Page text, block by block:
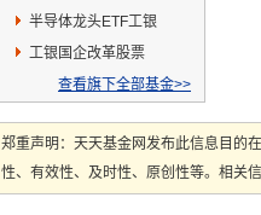
半导体龙头ETF工银
工银国企改革股票
查看旗下全部基金>>
郑重声明：天天基金网发布此信息目的
性、有效性、及时性、原创性等。相关